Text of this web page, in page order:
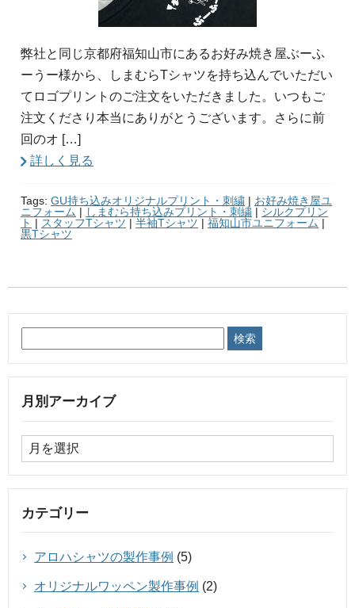
弊社と同じ京都府福知山市にあるお好み焼き屋ぶーふ
ーうー様から、しまむらTシャツを持ち込んでいただい
てロゴプリントのご注文をいただきました。いつもご
注文くださり本当にありがとうございます。さらに前
回のオ […]
詳しく見る
Tags: GU持ち込みオリジナルプリント・刺繍 | お好み焼き屋ユ
ニフォーム | しまむら持ち込みプリント・刺繍 | シルクプリン
ト | スタッフTシャツ | 半袖Tシャツ | 福知山市ユニフォーム |
黒Tシャツ
月別アーカイブ
カテゴリー
アロハシャツの製作事例 (5)
オリジナルワッペン製作事例 (2)